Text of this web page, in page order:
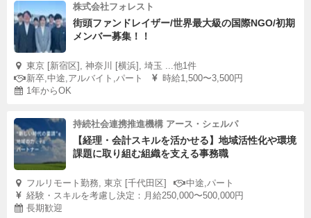
株式会社フォレスト
街頭ファンドレイザー/世界最大級の国際NGO/初期
メンバー募集！！
東京 [新宿区], 神奈川 [横浜], 埼玉 ...他1件
新卒,中途,アルバイト,パート
時給1,500〜3,500円
1年からOK
持続社会連携推進機構 アース・シェルパ
【経理・会計スキルを活かせる】地域活性化や環境
課題に取り組む組織を支える事務職
フルリモート勤務, 東京 [千代田区]
中途,パート
経験・スキルを考慮し決定：月給250,000〜500,000円
長期歓迎